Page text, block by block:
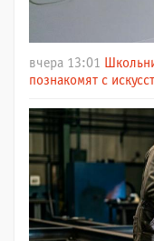
вчера 13:01
познакомят с